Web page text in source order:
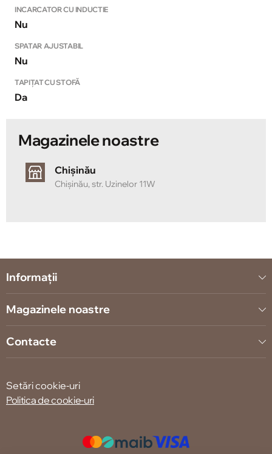
INCARCATOR CU INDUCTIE
Nu
SPATAR AJUSTABIL
Nu
TAPIȚAT CU STOFĂ
Da
Magazinele noastre
Chișinău
Chișinău, str. Uzinelor 11W
Informații
Magazinele noastre
Contacte
Setări cookie-uri
Politica de cookie-uri